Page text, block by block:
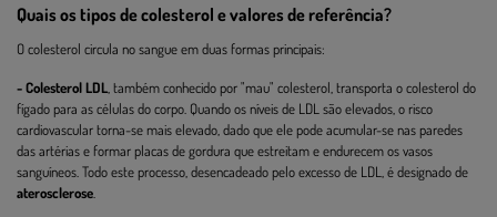
Quais os tipos de colesterol e valores de referência?
O colesterol circula no sangue em duas formas principais:
- Colesterol LDL , também conhecido por "mau" colesterol, transporta o colesterol do
fígado para as células do corpo. Quando os níveis de LDL são elevados, o risco
cardiovascular torna-se mais elevado, dado que ele pode acumular-se nas paredes
das artérias e formar placas de gordura que estreitam e endurecem os vasos
sanguíneos. Todo este processo, desencadeado pelo excesso de LDL, é designado de
aterosclerose